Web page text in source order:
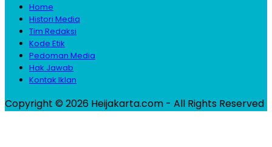
Home
Histori Media
Tim Redaksi
Kode Etik
Pedoman Media
Hak Jawab
Kontak Iklan
Copyright © 2026 Heijakarta.com - All Rights Reserved